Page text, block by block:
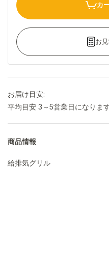
カ
お
お届け目安:
平均目安 3～5営業日になります
商品情報
給排気グリル